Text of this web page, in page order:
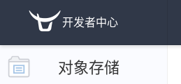
开发者中心
对象存储